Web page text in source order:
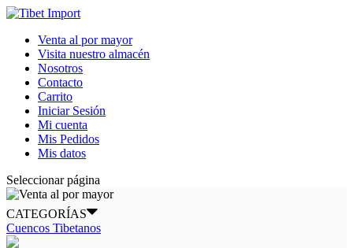
Venta al por mayor
Visita nuestro almacén
Nosotros
Contacto
Carrito
Iniciar Sesión
Mi cuenta
Mis Pedidos
Mis datos
Seleccionar página
CATEGORÍAS
Cuencos Tibetanos